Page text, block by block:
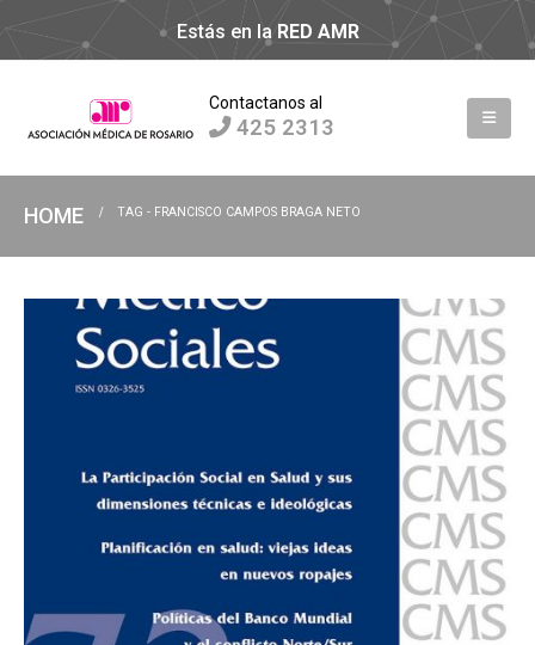
Estás en la RED AMR
Contactanos al
425 2313
HOME TAG - FRANCISCO CAMPOS BRAGA NETO